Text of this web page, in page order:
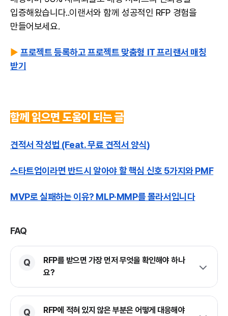
입증해왔습니다..이랜서와 함께 성공적인 RFP 경험을
만들어보세요.
▶프로젝트 등록하고 프로젝트 맞춤형 IT 프리랜서 매칭
받기
함께 읽으면 도움이 되는 글
견적서 작성법 (Feat. 무료 견적서 양식)
스타트업이라면 반드시 알아야 할 핵심 신호 5가지와 PMF
MVP로 실패하는 이유? MLP·MMP를 몰라서입니다
FAQ
RFP를 받으면 가장 먼저 무엇을 확인해야 하나
요?
RFP에 적혀 있지 않은 부분은 어떻게 대응해야